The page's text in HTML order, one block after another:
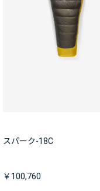
スパーク-18C
￥100,760